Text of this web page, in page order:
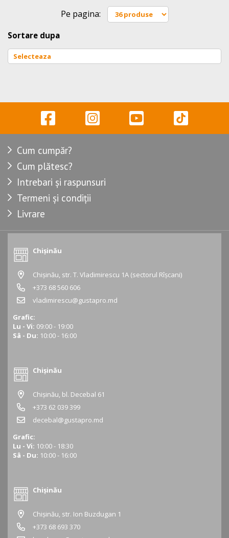
Pe pagina:
Sortare dupa
Cum cumpăr?
Cum plătesc?
Intrebari și raspunsuri
Termeni și condiții
Livrare
Chișinău
Chișinău, str. T. Vladimirescu 1A (sectorul Rîșcani)
+373 68 560 606
vladimirescu@gustapro.md
Grafic:
Lu - Vi: 09:00 - 19:00
Sâ - Du: 10:00 - 16:00
Chișinău
Chișinău, bl. Decebal 61
+373 62 039 399
decebal@gustapro.md
Grafic:
Lu - Vi: 10:00 - 18:30
Sâ - Du: 10:00 - 16:00
Chișinău
Chișinău, str. Ion Buzdugan 1
+373 68 693 370